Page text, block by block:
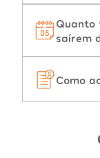
Quanto
saírem
Como